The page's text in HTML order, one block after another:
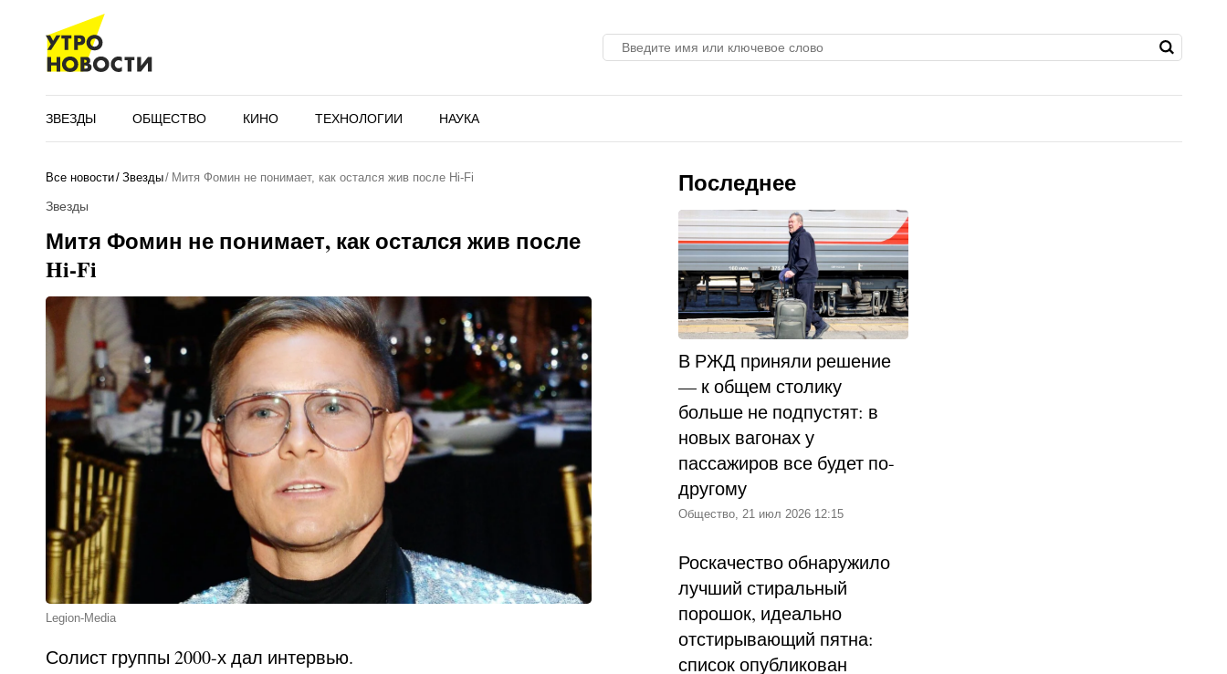
ЗВЕЗДЫ ОБЩЕСТВО КИНО ТЕХНОЛОГИИ НАУКА
Все новости Звезды Митя Фомин не понимает, как остался жив после Hi-Fi
Звезды
Митя Фомин не понимает, как остался жив после
Hi-Fi
Legion-Media
Солист группы 2000-х дал интервью.
Последнее
В РЖД приняли решение
— к общем столику
больше не подпустят: в
новых вагонах у
пассажиров все будет по-
другому
Общество, 21 июл 2026 12:15
Роскачество обнаружило
лучший стиральный
порошок, идеально
отстирывающий пятна:
список опубликован